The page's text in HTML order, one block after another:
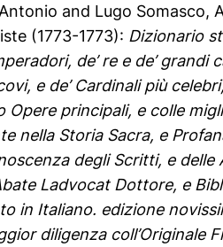
and Lugo Somasco,
(1773-1773): Dizionario
de’ re e de’ grandi
e de’ Cardinali più
Opere principali, e colle
nella Storia Sacra, e
degli Scritti, e
Ladvocat Dottore, e
in Italiano. edizione
diligenza coll’Originale